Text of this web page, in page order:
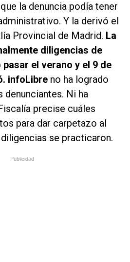
la denuncia podía tener
Y la derivó el
Provincial de Madrid. La
diligencias de
el verano y el 9 de
infoLibre no ha logrado
denunciantes. Ni ha
precise cuáles
para dar carpetazo al
se practicaron.
Publicidad